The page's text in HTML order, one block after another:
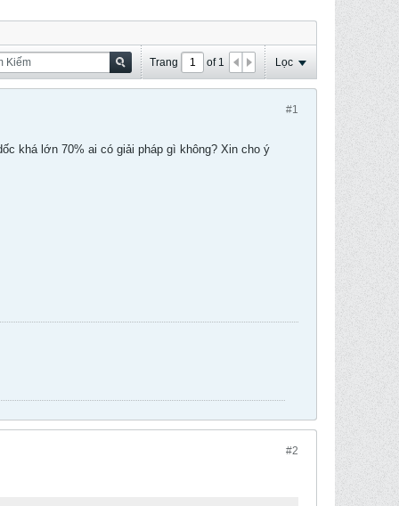
Trang of 1 Lọc
#1
khá lớn 70% ai có giải pháp gì không? Xin cho ý
#2